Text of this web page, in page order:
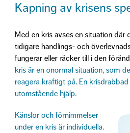
Kapning av krisens
Med en kris avses en situation där
tidigare handlings- och
fungerar eller räcker till i den
kris är en onormal situation, som
reagera kraftigt på. En
utomstående hjälp.
Känslor och förnimmelser
under en kris är individuella.